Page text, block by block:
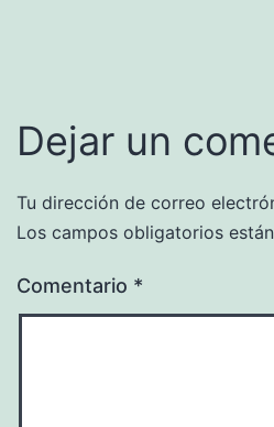
Dejar un
Tu dirección de correo
Los campos obligatorios
Comentario *